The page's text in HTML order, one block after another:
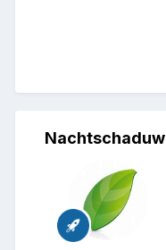
Nachtschaduw